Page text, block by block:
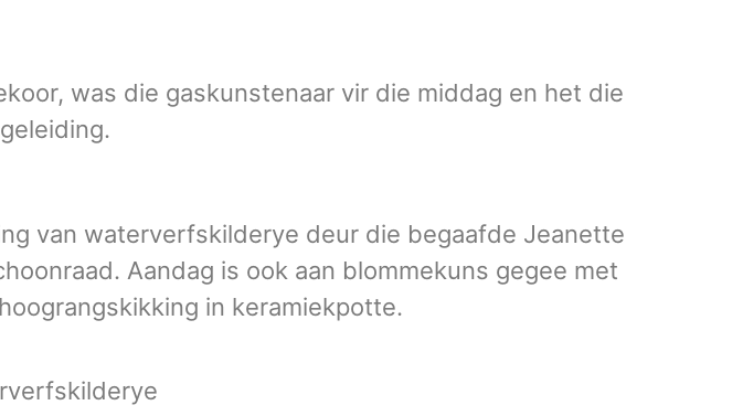
was die gaskunstenaar vir die middag en het die
van waterverfskilderye deur die begaafde Jeanette
Aandag is ook aan blommekuns gegee met
in keramiekpotte.